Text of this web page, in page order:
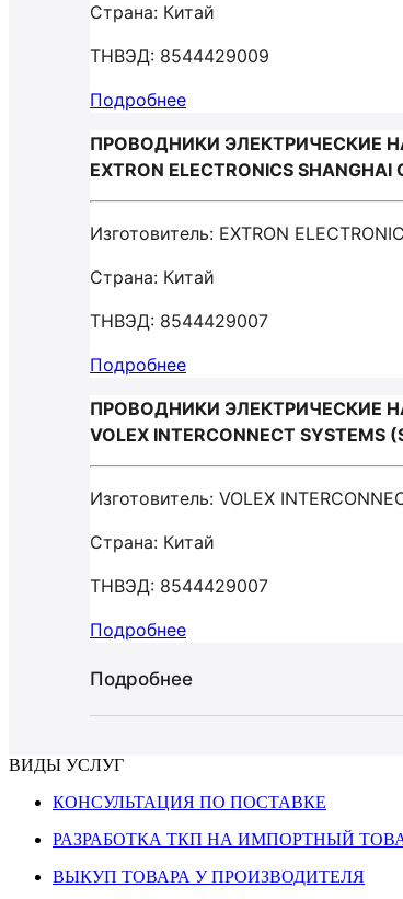
Страна: Китай
ТНВЭД: 8544429009
Подробнее
ПРОВОДНИКИ ЭЛЕКТРИЧЕСКИЕ
EXTRON ELECTRONICS SHANGHAI
Изготовитель: EXTRON
Страна: Китай
ТНВЭД: 8544429007
Подробнее
ПРОВОДНИКИ ЭЛЕКТРИЧЕСКИЕ
VOLEX INTERCONNECT SYSTEMS
Изготовитель: VOLEX
Страна: Китай
ТНВЭД: 8544429007
Подробнее
Подробнее
ВИДЫ УСЛУГ
КОНСУЛЬТАЦИЯ ПО ПОСТАВКЕ
РАЗРАБОТКА ТКП НА ИМПОРТНЫЙ
ВЫКУП ТОВАРА У ПРОИЗВОДИТЕЛЯ